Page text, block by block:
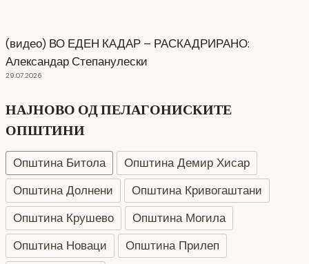
(видео) ВО ЕДЕН КАДАР – РАСКАДРИРАНО:
Александар Степанулески
29.07.2026
НАЈНОВО ОД ПЕЛАГОНИСКИТЕ
ОПШТИНИ
Општина Битола
Општина Демир Хисар
Општина Долнени
Општина Кривогаштани
Општина Крушево
Општина Могила
Општина Новаци
Општина Прилеп